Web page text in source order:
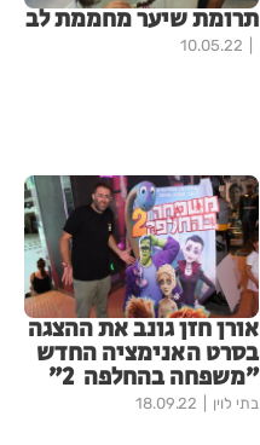
תרומת שיער מחממת לב
10.05.22
אורן חזן גונב את ההצגה
בסרט האנימציה החדש
״משפחה בהחלפה 2״
בתי לוין 18.09.22